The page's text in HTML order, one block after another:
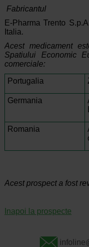
Fabricantul
E-Pharma Trento
Italia.
Acest medicament
Spatiului Economic
comerciale:
Portugalia
Germania
Romania
Acest prospect a fost
Inapoi la prospecte